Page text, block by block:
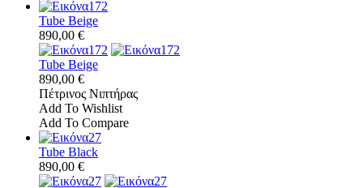
Tube Beige
890,00 €
Tube Beige
890,00 €
Πέτρινος Νιπτήρας
Add To Wishlist
Add To Compare
Tube Black
890,00 €